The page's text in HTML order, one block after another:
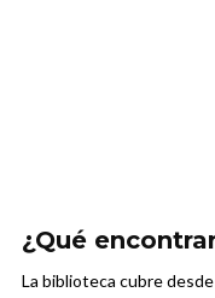
¿Qué
La biblioteca cubre